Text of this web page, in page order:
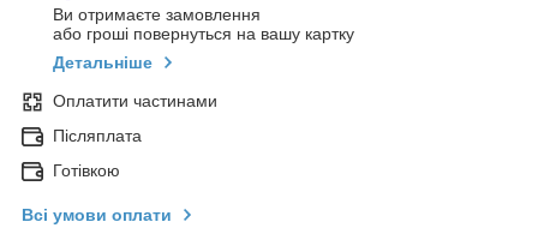
Ви отримаєте замовлення
або гроші повернуться на вашу картку
Детальніше
Оплатити частинами
Післяплата
Готівкою
Всі умови оплати